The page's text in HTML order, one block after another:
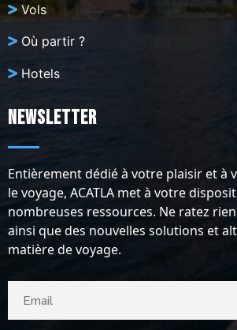
Vols
Où partir ?
Hotels
Newsletter
Entièrement dédié à votre plaisir et à
le voyage, ACATLA met à votre
nombreuses ressources. Ne ratez
ainsi que des nouvelles solutions et
matière de voyage.